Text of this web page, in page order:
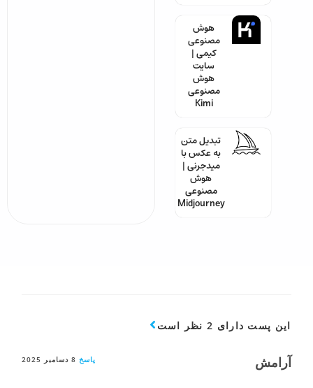
هوش
مصنوعی
کیمی |
سایت
هوش
مصنوعی
Kimi
تبدیل متن
به عکس با
میدجرنی |
هوش
مصنوعی
Midjourney
این پست دارای 2 نظر است
آرامش پاسخ 8 دسامبر 2025